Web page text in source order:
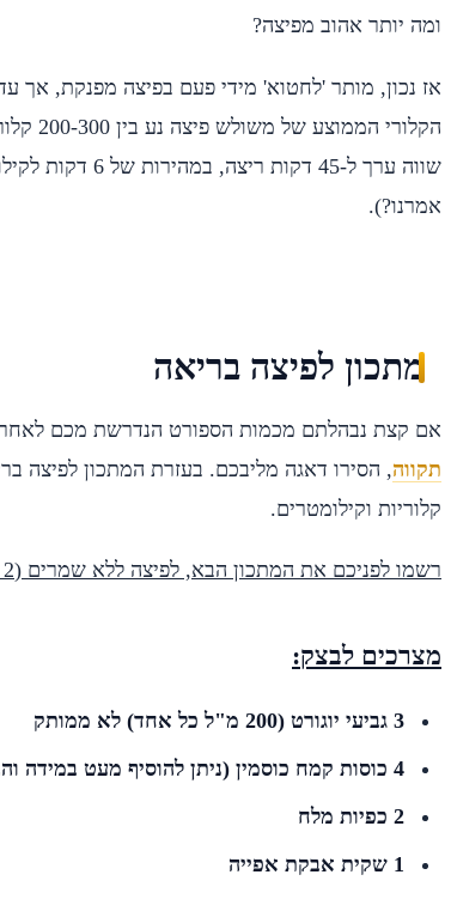
ומה יותר אהוב מפיצה?
אז נכון, מותר 'לחטוא' מידי פעם בפיצה מפנקת, אך
שווה ערך ל-45
אמרנו?).
מתכון לפיצה בריאה
אם קצת נבהלתם מכמות הספורט הנדרשת מכם לאחר
תקווה, הסירו דאגה מליבכם. בעזרת המתכון לפיצה
קלוריות וקילומטרים.
רשמו לפניכם את המתכון הבא, לפיצה ללא שמרים (2 מגשים גדולים):
מצרכים לבצק:
3 גביעי יוגורט (200 מ"ל כל אחד) לא ממותק
4 כוסות קמח כוסמין (ניתן להוסיף מעט במידה והבצק עדיין דביק).
2 כפיות מלח
1 שקית אבקת אפייה